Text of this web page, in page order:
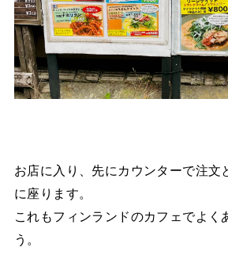
お店に入り、先にカウンターで注文
に座ります。
これもフィンランドのカフェでよく
う。